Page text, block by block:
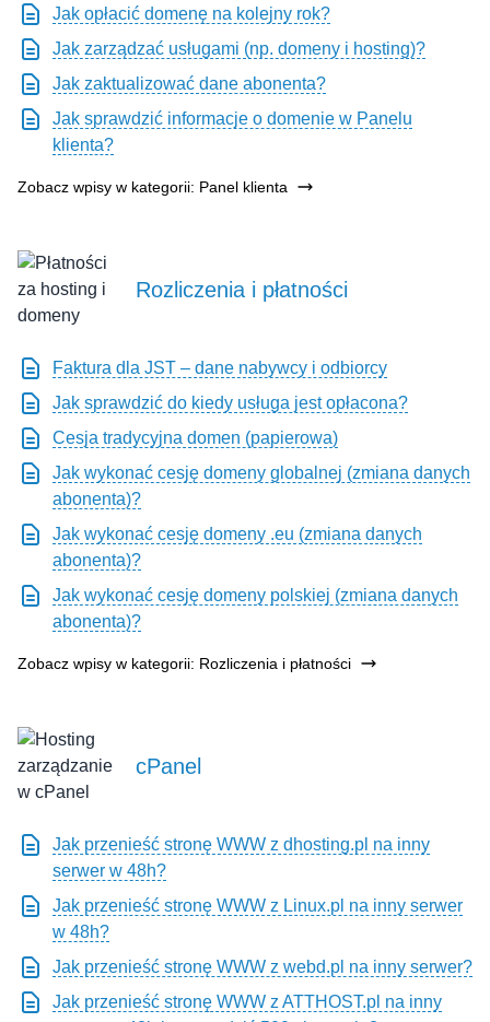
Jak opłacić domenę na kolejny rok?
Jak zarządzać usługami (np. domeny i hosting)?
Jak zaktualizować dane abonenta?
Jak sprawdzić informacje o domenie w Panelu
klienta?
Zobacz wpisy w kategorii: Panel klienta
Rozliczenia i płatności
Faktura dla JST – dane nabywcy i odbiorcy
Jak sprawdzić do kiedy usługa jest opłacona?
Cesja tradycyjna domen (papierowa)
Jak wykonać cesję domeny globalnej (zmiana danych
abonenta)?
Jak wykonać cesję domeny .eu (zmiana danych
abonenta)?
Jak wykonać cesję domeny polskiej (zmiana danych
abonenta)?
Zobacz wpisy w kategorii: Rozliczenia i płatności
cPanel
Jak przenieść stronę WWW z dhosting.pl na inny
serwer w 48h?
Jak przenieść stronę WWW z Linux.pl na inny serwer
w 48h?
Jak przenieść stronę WWW z webd.pl na inny serwer?
Jak przenieść stronę WWW z ATTHOST.pl na inny